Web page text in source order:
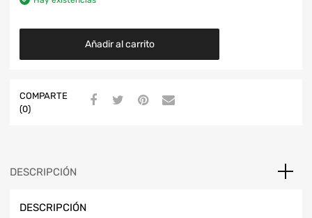
Añadir al carrito
COMPARTE
(0)
DESCRIPCIÓN
DESCRIPCIÓN